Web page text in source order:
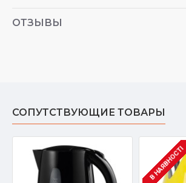
ОТЗЫВЫ
СОПУТСТВУЮЩИЕ ТОВАРЫ
В НАЯВНОСТІ